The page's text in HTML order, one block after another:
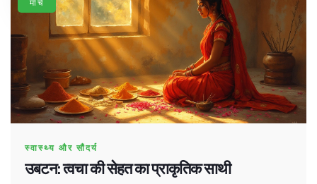
मार्च
स्वास्थ्य और सौंदर्य
उबटन: त्वचा की सेहत का प्राकृतिक साथी